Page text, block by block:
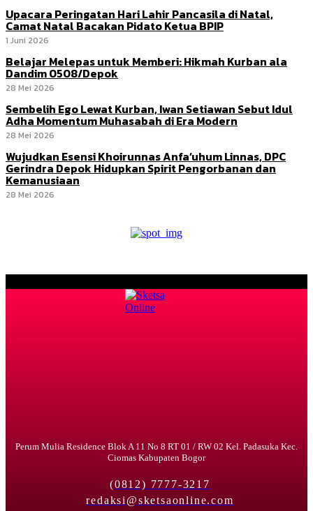
Upacara Peringatan Hari Lahir Pancasila di Natal,
Camat Natal Bacakan Pidato Ketua BPIP
1 Juni 2026
Belajar Melepas untuk Memberi: Hikmah Kurban ala
Dandim 0508/Depok
28 Mei 2026
Sembelih Ego Lewat Kurban, Iwan Setiawan Sebut Idul
Adha Momentum Muhasabah di Era Modern
28 Mei 2026
Wujudkan Esensi Khoirunnas Anfa’uhum Linnas, DPC
Gerindra Depok Hidupkan Spirit Pengorbanan dan
Kemanusiaan
28 Mei 2026
Perum Mulia Residence Blok A 11 No 8 RT 01 / RW 02 Kel. Padasuka Kec.
Ciomas Kabupaten Bogor
(0812) 7777-3217
redaksi@sketsaonline.com